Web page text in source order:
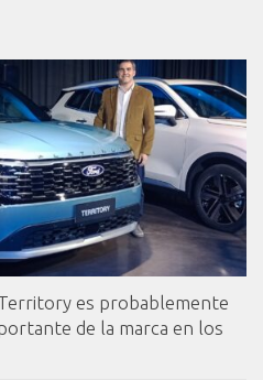
es probablemente
de la marca en los